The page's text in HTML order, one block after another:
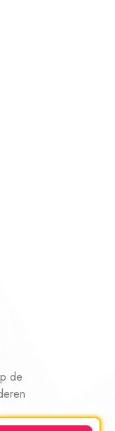
de